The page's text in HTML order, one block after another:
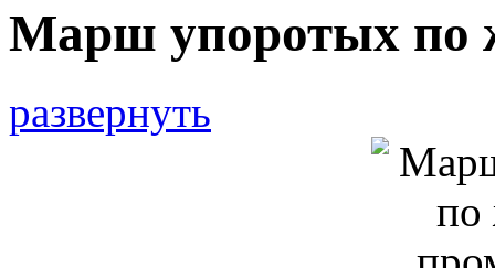
Марш упоротых по
развернуть